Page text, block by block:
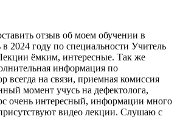
отзыв об моем обучении в
году по специальности Учитель
ёмким, интересные. Так же
информация по
всегда на связи, приемная комиссия
момент учусь на дефектолога,
очень интересный, информации много
видео лекции. Слушаю с